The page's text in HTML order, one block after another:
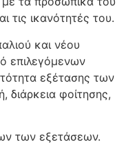
τις ικανότητές του.
και νέου
επιλεγόμενων
εξέτασης των
διάρκεια φοίτησης,
των εξετάσεων.